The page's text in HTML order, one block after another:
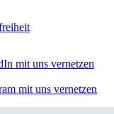
mit uns vernetzen
mit uns vernetzen